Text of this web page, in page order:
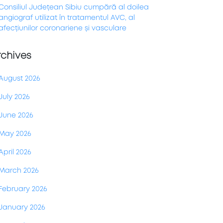
Județean Sibiu cumpără al doilea
utilizat în tratamentul AVC, al
coronariene și vasculare
2026
2026
2026
2026
2026
2026
2026
2026